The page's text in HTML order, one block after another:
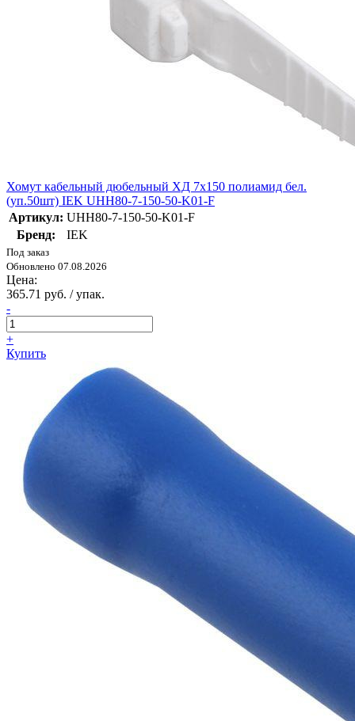
Хомут кабельный дюбельный ХД 7х150 полиамид бел.
(уп.50шт) IEK UHH80-7-150-50-K01-F
Артикул: UHH80-7-150-50-K01-F
Бренд:
IEK
Под заказ
Обновлено 07.08.2026
Цена:
365.71 руб. / упак.
-
+
Купить